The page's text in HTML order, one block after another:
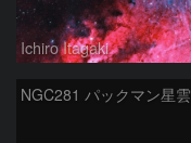
Ichiro Itagaki
NGC281 パックマン星雲